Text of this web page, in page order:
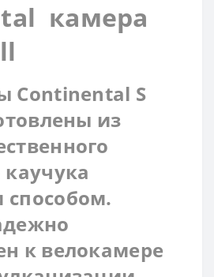
камера
Continental S
из
каучука
к велокамере